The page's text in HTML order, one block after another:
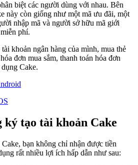
biệt các người dùng với nhau. Bên
này còn giống như một mã ưu đãi, một
nhập mã và người sở hữu mã giới
phí.
khoản ngân hàng của mình, mua thẻ
đơn mua sắm, thanh toán hóa đơn
Cake.
tạo tài khoản Cake
bạn không chỉ nhận được tiền
rất nhiều lợi ích hấp dẫn như sau: